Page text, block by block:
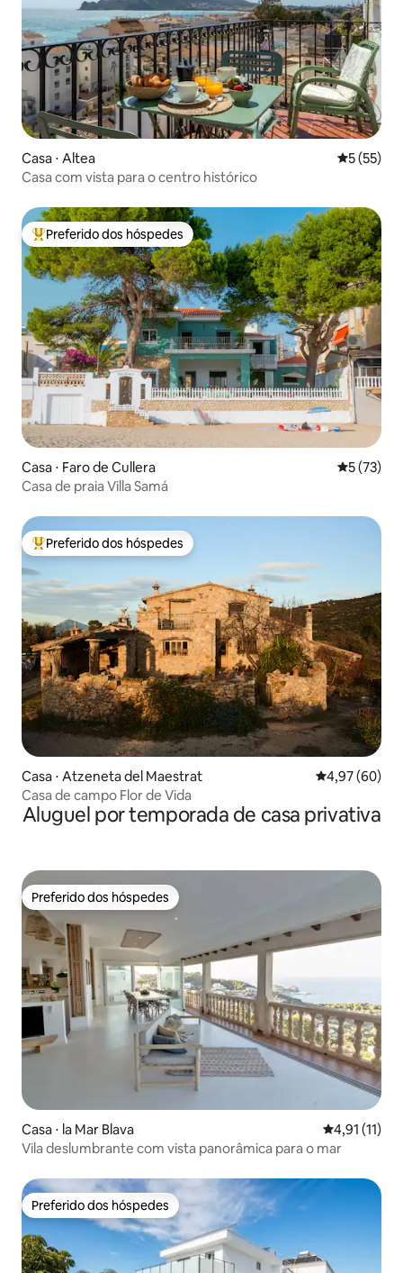
Casa ⋅ Altea 5 de uma
5 (55)
Casa com vista para o centro histórico
Entre os melhores preferidos dos hóspedes
Preferido dos hóspedes
Casa ⋅ Faro de Cullera 5 de uma
5 (73)
Casa de praia Villa Samá
Entre os melhores preferidos dos hóspedes
Preferido dos hóspedes
Casa ⋅ Atzeneta del Maestrat 4,97 de uma
4,97 (60)
Casa de campo Flor de Vida
Aluguel por temporada de casa privativa
Preferido dos hóspedes
Preferido dos hóspedes
Casa ⋅ la Mar Blava 4,91 de uma
4,91 (11)
Vila deslumbrante com vista panorâmica para o mar
Preferido dos hóspedes
Preferido dos hóspedes